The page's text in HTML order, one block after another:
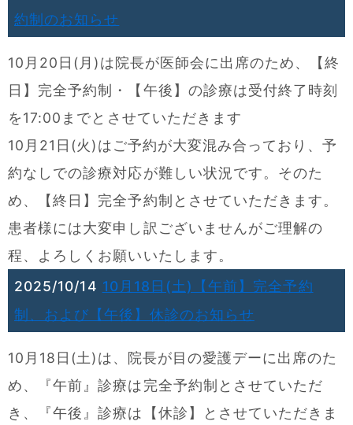
約制のお知らせ
10月20日(月)は院長が医師会に出席のため、【終
日】完全予約制・【午後】の診療は受付終了時刻
を17:00までとさせていただきます
10月21日(火)はご予約が大変混み合っており、予
約なしでの診療対応が難しい状況です。そのた
め、【終日】完全予約制とさせていただきます。
患者様には大変申し訳ございませんがご理解の
程、よろしくお願いいたします。
2025/10/14 10月18日(土)【午前】完全予約
制、および【午後】休診のお知らせ
10月18日(土)は、院長が目の愛護デーに出席のた
め、『午前』診療は完全予約制とさせていただ
き、『午後』診療は【休診】とさせていただきま